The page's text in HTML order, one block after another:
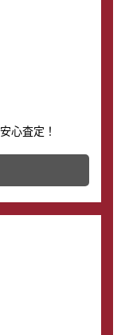
心査定！
は、時計販売の
に新しい時計